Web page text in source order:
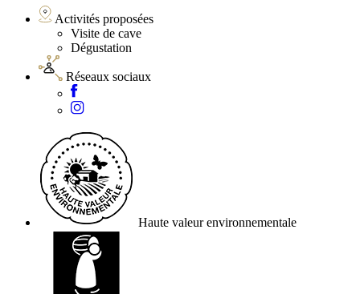
Activités proposées
Visite de cave
Dégustation
Réseaux sociaux
Haute valeur environnementale